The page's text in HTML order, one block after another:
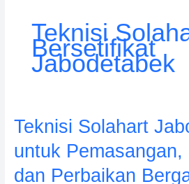
Teknisi
Bersetifikat
Jabodetabek
Teknisi Solahart
untuk Pemasangan,
dan Perbaikan
Teknisi
Solahart
Jabodetabek:
untuk